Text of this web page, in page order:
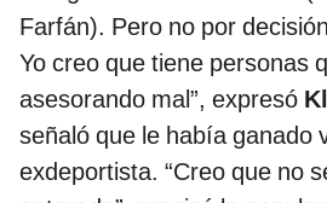
Farfán). Pero no por
Yo creo que tiene personas
asesorando mal”, expresó
señaló que le había ganado
exdeportista. “Creo que no